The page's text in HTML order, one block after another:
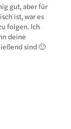
gut, aber für
ist, war es
folgen. Ich
deine
sind 🙂